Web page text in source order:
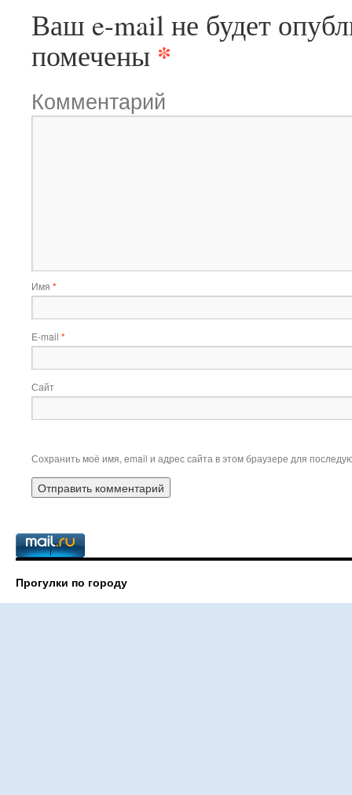
Ваш e-mail не будет
помечены *
Комментарий
Имя *
E-mail *
Сайт
Сохранить моё имя, email и адрес сайта в этом браузере для
Прогулки по городу